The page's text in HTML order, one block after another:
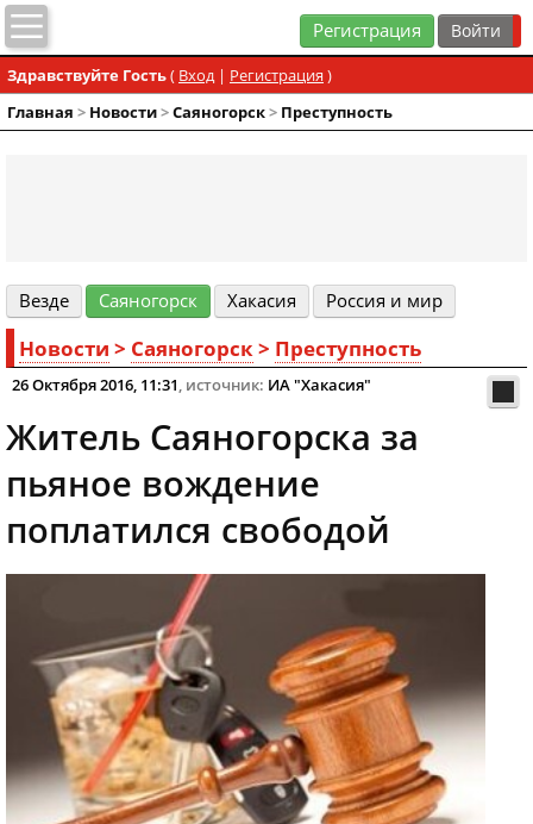
Регистрация
Здравствуйте Гость( Вход| Регистрация )
Главная > Новости>Cаяногорск> Преступность
Везде Cаяногорск Хакасия Россия и мир
Новости > Cаяногорск> Преступность
26 Октября 2016, 11:31, источник: ИА "Хакасия"
Житель Саяногорска за
пьяное вождение
поплатился свободой